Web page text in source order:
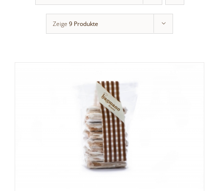
Zeige 9 Produkte